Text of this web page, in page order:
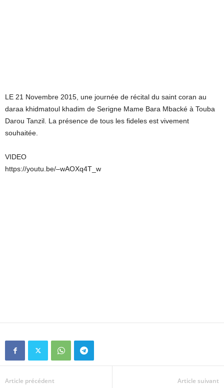
LE 21 Novembre 2015, une journée de récital du saint coran au
daraa khidmatoul khadim de Serigne Mame Bara Mbacké à Touba
Darou Tanzil. La présence de tous les fideles est vivement
souhaitée.
VIDEO
https://youtu.be/–wAOXq4T_w
Article précédent Article suivant